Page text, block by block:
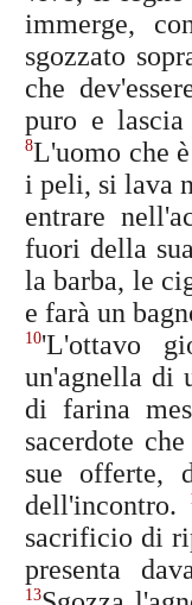
immerge,
sgozzato
che
puro e
8L'uomo che
i peli, si lava
entrare
fuori della
la barba, le
e farà un
10'L'ottavo
un'agnella di
di farina
sacerdote
sue offerte,
dell'incontro.
sacrificio di
presenta
13